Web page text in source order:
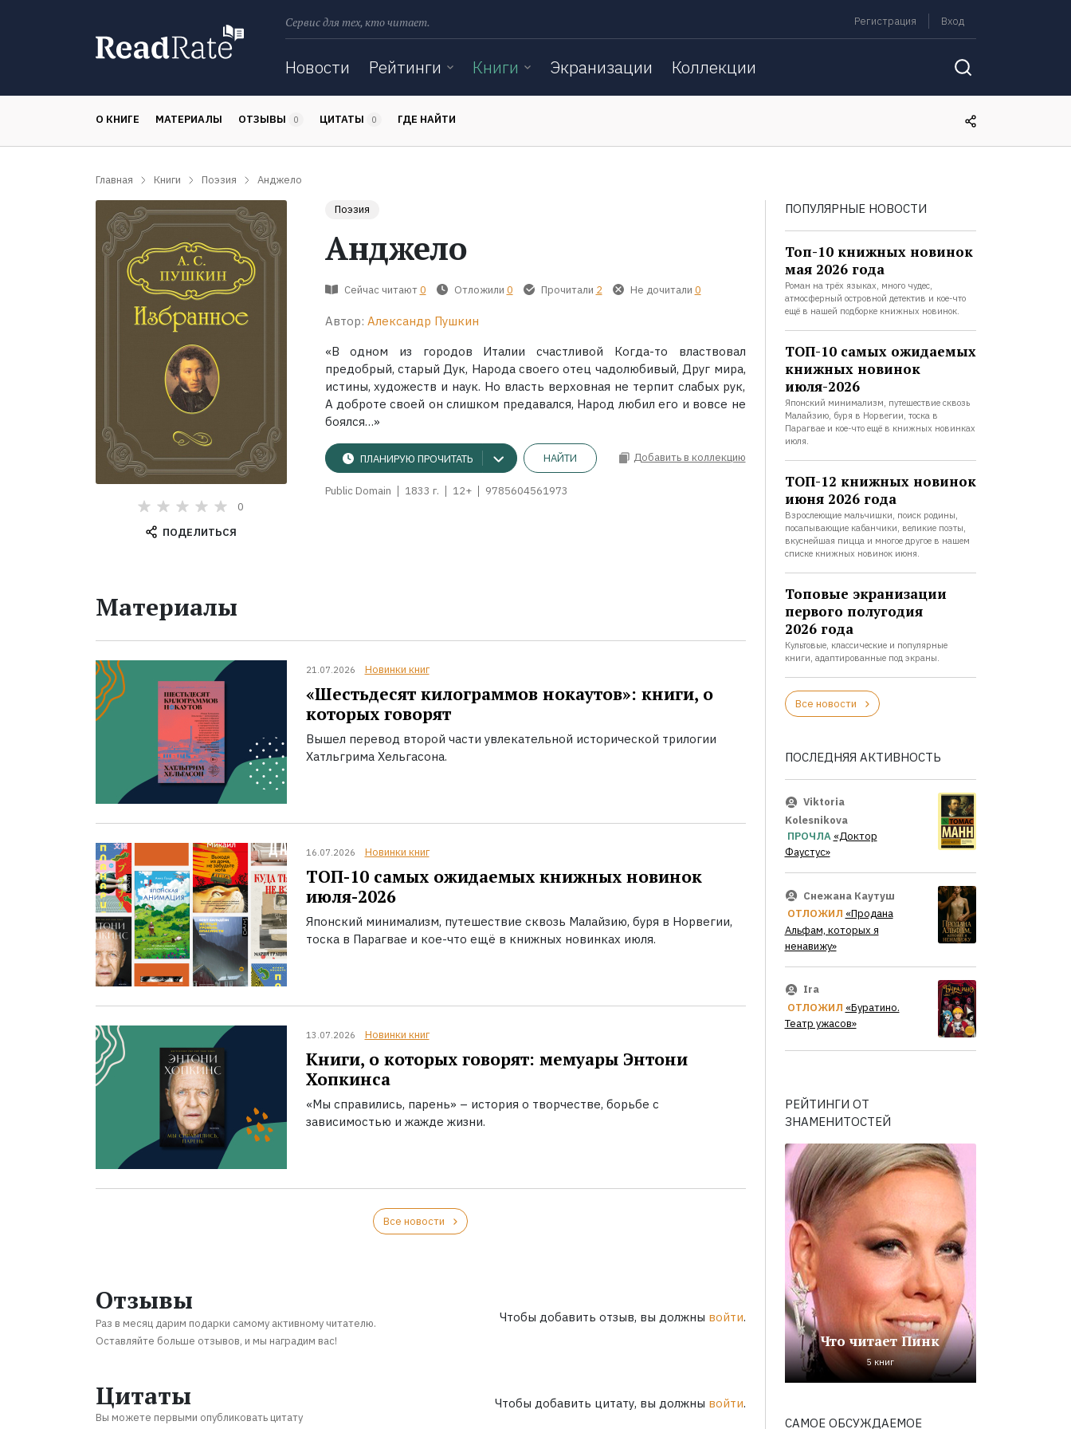
Сервис для тех, кто читает. Регистрация Вход
Новости Рейтинги Книги Экранизации Коллекции
О КНИГЕ МАТЕРИАЛЫ ОТЗЫВЫ 0 ЦИТАТЫ 0 ГДЕ НАЙТИ
Главная Книги Поэзия Анджело
0
ПОДЕЛИТЬСЯ
Поэзия
Анджело
Сейчас читают 0 Отложили 0 Прочитали 2 Не дочитали 0
Автор: Александр Пушкин
«В одном из городов Италии счастливой Когда-то властвовал
предобрый, старый Дук, Народа своего отец чадолюбивый, Друг мира,
истины, художеств и наук. Но власть верховная не терпит слабых рук,
А доброте своей он слишком предавался, Народ любил его и вовсе не
боялся…»
ПЛАНИРУЮ ПРОЧИТАТЬ НАЙТИ Добавить в коллекцию
Public Domain 1833 г. 12+ 9785604561973
Материалы
21.07.2026 Новинки книг
«Шестьдесят килограммов нокаутов»: книги, о
которых говорят
Вышел перевод второй части увлекательной исторической трилогии
Хатльгрима Хельгасона.
16.07.2026 Новинки книг
ТОП-10 самых ожидаемых книжных новинок
июля-2026
Японский минимализм, путешествие сквозь Малайзию, буря в Норвегии,
тоска в Парагвае и кое-что ещё в книжных новинках июля.
13.07.2026 Новинки книг
Книги, о которых говорят: мемуары Энтони
Хопкинса
«Мы справились, парень» – история о творчестве, борьбе с
зависимостью и жажде жизни.
Все новости
Отзывы
Раз в месяц дарим подарки самому активному читателю.
Оставляйте больше отзывов, и мы наградим вас!
Чтобы добавить отзыв, вы должны войти.
Цитаты
Вы можете первыми опубликовать цитату
Чтобы добавить цитату, вы должны войти.
ПОПУЛЯРНЫЕ НОВОСТИ
Топ-10 книжных новинок
мая 2026 года
Роман на трёх языках, много чудес,
атмосферный островной детектив и кое-что
ещё в нашей подборке книжных новинок.
ТОП-10 самых ожидаемых
книжных новинок
июля-2026
Японский минимализм, путешествие сквозь
Малайзию, буря в Норвегии, тоска в
Парагвае и кое-что ещё в книжных новинках
июля.
ТОП-12 книжных новинок
июня 2026 года
Взрослеющие мальчишки, поиск родины,
посапывающие кабанчики, великие поэты,
вкуснейшая пицца и многое другое в нашем
списке книжных новинок июня.
Топовые экранизации
первого полугодия
2026 года
Культовые, классические и популярные
книги, адаптированные под экраны.
Все новости
ПОСЛЕДНЯЯ АКТИВНОСТЬ
Viktoria
Kolesnikova
ПРОЧЛА «Доктор
Фаустус»
Снежана Каутуш
ОТЛОЖИЛ «Продана
Альфам, которых я
ненавижу»
Ira
ОТЛОЖИЛ «Буратино.
Театр ужасов»
РЕЙТИНГИ ОТ
ЗНАМЕНИТОСТЕЙ
Что читает Пинк
5 книг
САМОЕ ОБСУЖДАЕМОЕ